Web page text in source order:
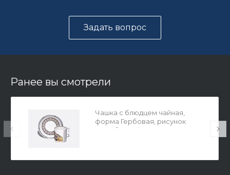
Задать вопрос
Ранее вы смотрели
Чашка с блюдцем чайная,
форма Гербовая, рисунок
Серебряный город 4, арт.